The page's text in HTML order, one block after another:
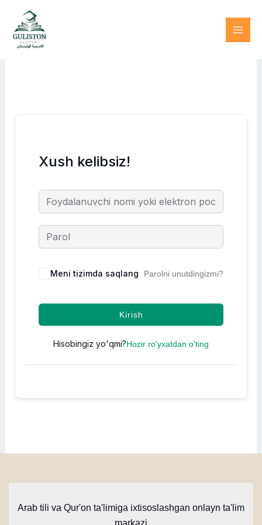
content
Xush kelibsiz!
Meni tizimda saqlang Parolni unutdingizmi?
Kirish
Hisobingiz yo'qmi?Hozir ro'yxatdan o'ting
Arab tili va Qur'on ta'limiga ixtisoslashgan onlayn ta'lim